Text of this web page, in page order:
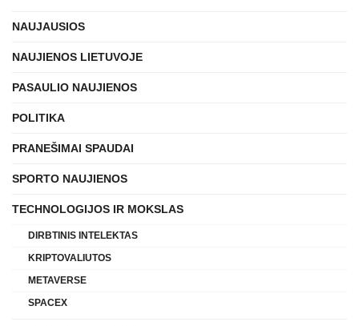
NAUJAUSIOS
NAUJIENOS LIETUVOJE
PASAULIO NAUJIENOS
POLITIKA
PRANEŠIMAI SPAUDAI
SPORTO NAUJIENOS
TECHNOLOGIJOS IR MOKSLAS
DIRBTINIS INTELEKTAS
KRIPTOVALIUTOS
METAVERSE
SPACEX